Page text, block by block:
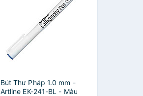
Bút Thư Pháp 1.0 mm -
Artline EK-241-BL - Màu